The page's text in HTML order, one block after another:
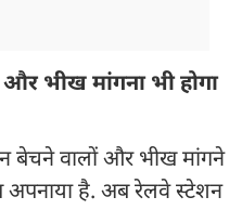
भीख मांगना भी होगा
बेचने वालों और भीख मांगने
है. अब रेलवे स्टेशन